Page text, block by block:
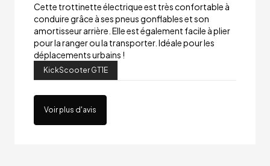
Cette trottinette électrique est très confortable à
conduire grâce à ses pneus gonflables et son
amortisseur arrière. Elle est également facile à plier
pour la ranger ou la transporter. Idéale pour les
déplacements urbains !
KickScooter GT1E
Voir plus d'avis